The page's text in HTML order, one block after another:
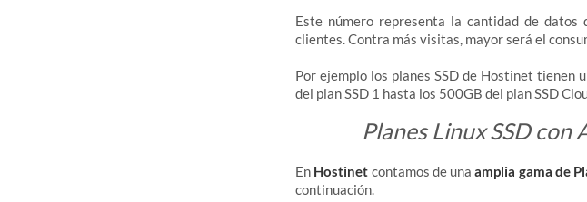
Este número representa la cantidad de
clientes. Contra más visitas, mayor será el
Por ejemplo los planes SSD de Hostinet tienen
del plan SSD 1 hasta los 500GB del plan SSD
Planes Linux SSD con
En Hostinet contamos de una amplia gama de
continuación.